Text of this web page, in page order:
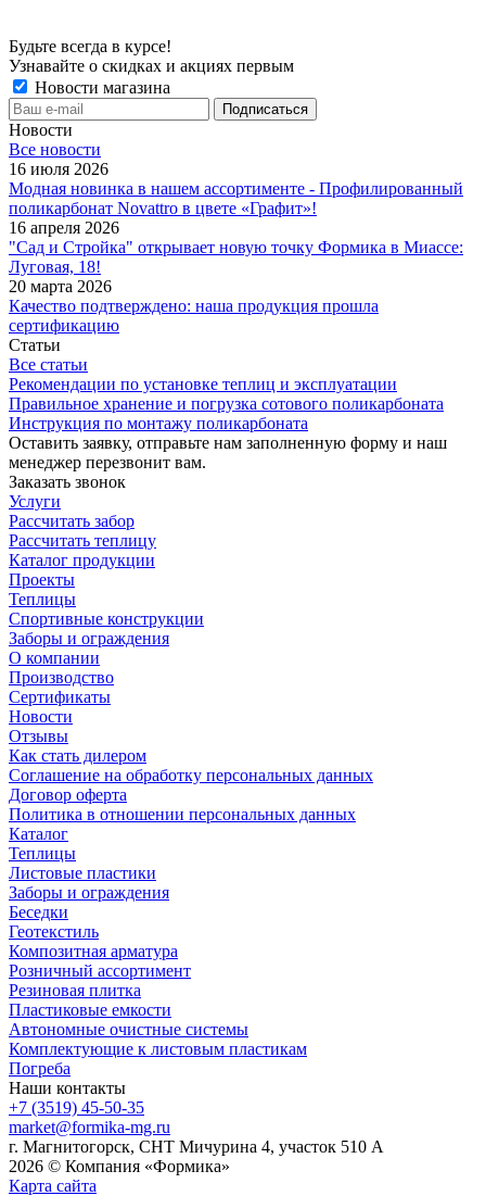
Будьте всегда в курсе!
Узнавайте о скидках и акциях первым
Новости магазина
Новости
Все новости
16 июля 2026
Модная новинка в нашем ассортименте - Профилированный
поликарбонат Novattro в цвете «Графит»!
16 апреля 2026
"Сад и Стройка" открывает новую точку Формика в Миассе:
Луговая, 18!
20 марта 2026
Качество подтверждено: наша продукция прошла
сертификацию
Статьи
Все статьи
Рекомендации по установке теплиц и эксплуатации
Правильное хранение и погрузка сотового поликарбоната
Инструкция по монтажу поликарбоната
Оставить заявку, отправьте нам заполненную форму и наш
менеджер перезвонит вам.
Заказать звонок
Услуги
Рассчитать забор
Рассчитать теплицу
Каталог продукции
Проекты
Теплицы
Спортивные конструкции
Заборы и ограждения
О компании
Производство
Сертификаты
Новости
Отзывы
Как стать дилером
Соглашение на обработку персональных данных
Договор оферта
Политика в отношении персональных данных
Каталог
Теплицы
Листовые пластики
Заборы и ограждения
Беседки
Геотекстиль
Композитная арматура
Розничный ассортимент
Резиновая плитка
Пластиковые емкости
Автономные очистные системы
Комплектующие к листовым пластикам
Погреба
Наши контакты
+7 (3519) 45-50-35
market@formika-mg.ru
г. Магнитогорск, СНТ Мичурина 4, участок 510 А
2026 © Компания «Формика»
Карта сайта